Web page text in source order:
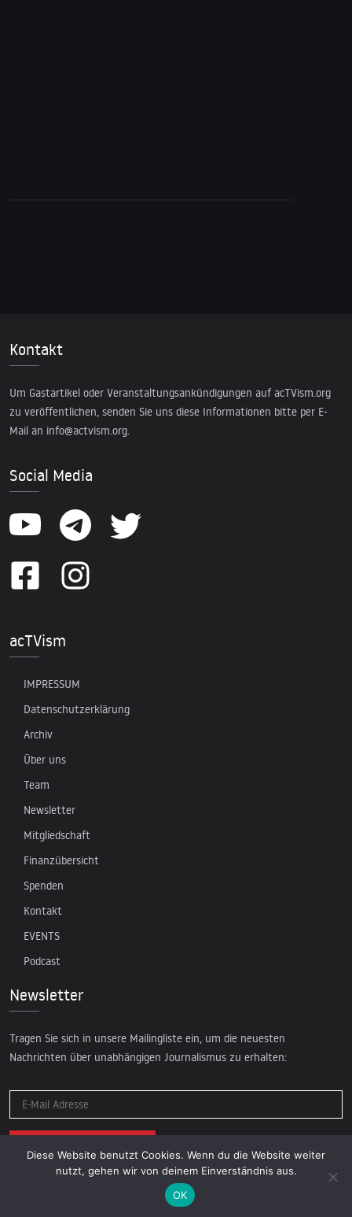
Kontakt
Um Gastartikel oder Veranstaltungsankündigungen auf acTVism.org
zu veröffentlichen, senden Sie uns diese Informationen bitte per E-
Mail an info@actvism.org.
Social Media
acTVism
IMPRESSUM
Datenschutzerklärung
Archiv
Über uns
Team
Newsletter
Mitgliedschaft
Finanzübersicht
Spenden
Kontakt
EVENTS
Podcast
Newsletter
Tragen Sie sich in unsere Mailingliste ein, um die neuesten
Nachrichten über unabhängigen Journalismus zu erhalten:
© 2026 AcTVism Munich e.V. | All rights reserved.
Diese Website benutzt Cookies. Wenn du die Website weiter
nutzt, gehen wir von deinem Einverständnis aus.
OK